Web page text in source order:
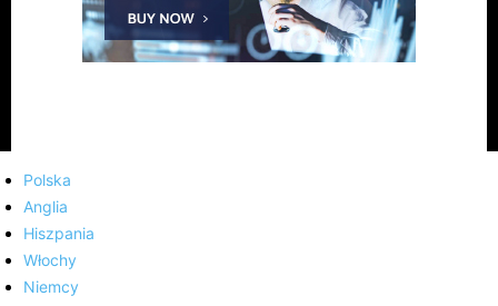
Polska
Anglia
Hiszpania
Włochy
Niemcy